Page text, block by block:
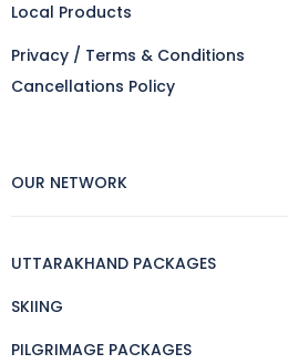
Local Products
Privacy / Terms & Conditions
Cancellations Policy
OUR NETWORK
UTTARAKHAND PACKAGES
SKIING
PILGRIMAGE PACKAGES